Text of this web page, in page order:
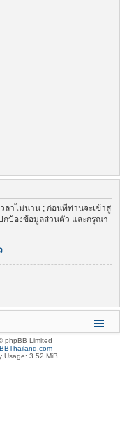
ลาไม่นาน ; ก่อนที่ท่านจะเข้าสู่
กป้องข้อมูลส่วนตัว และกรุณา
phpBB Limited
Usage: 3.52 MiB